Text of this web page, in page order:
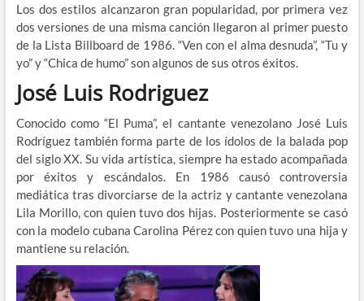
Los dos estilos alcanzaron gran popularidad, por primera vez
dos versiones de una misma canción llegaron al primer puesto
de la Lista Billboard de 1986. “Ven con el alma desnuda”, “Tu y
yo” y “Chica de humo” son algunos de sus otros éxitos.
José Luis Rodriguez
Conocido como “El Puma”, el cantante venezolano José Luis
Rodríguez también forma parte de los ídolos de la balada pop
del siglo XX. Su vida artística, siempre ha estado acompañada
por éxitos y escándalos. En 1986 causó controversia
mediática tras divorciarse de la actriz y cantante venezolana
Lila Morillo, con quien tuvo dos hijas. Posteriormente se casó
con la modelo cubana Carolina Pérez con quien tuvo una hija y
mantiene su relación.